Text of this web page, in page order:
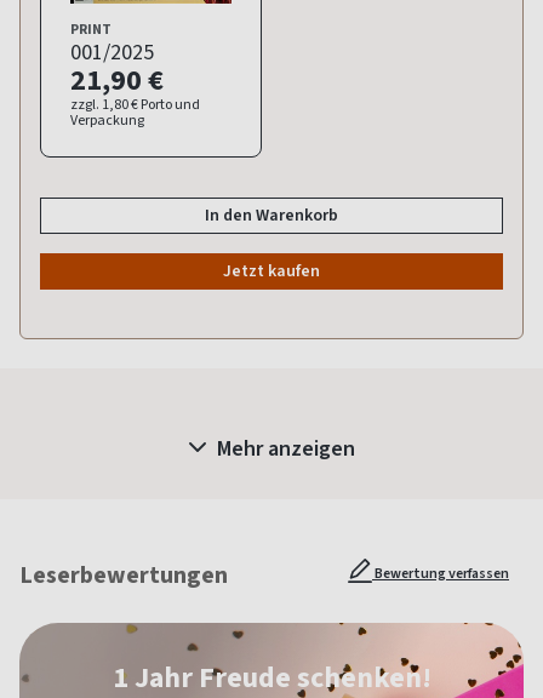
PRINT
001/2025
21,90 €
zzgl. 1,80 € Porto und
Verpackung
In den Warenkorb
Jetzt kaufen
Mehr anzeigen
Leserbewertungen Bewertung verfassen
1 Jahr Freude schenken!